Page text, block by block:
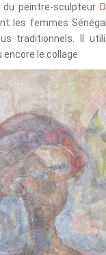
peintre-sculpteur
les femmes
traditionnels. Il
encore le collage.